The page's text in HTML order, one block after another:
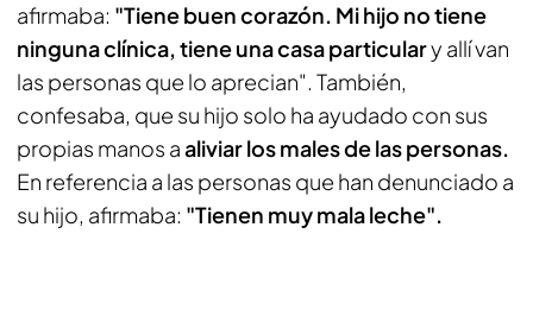
afirmaba: "Tiene buen corazón. Mi hijo no tiene
ninguna clínica, tiene una casa particulary allí van
las personas que lo aprecian". También,
confesaba, que su hijo solo ha ayudado con sus
propias manos aaliviar los males de las personas.
En referencia a las personas que han denunciado a
su hijo, afirmaba: "Tienen muy mala leche".